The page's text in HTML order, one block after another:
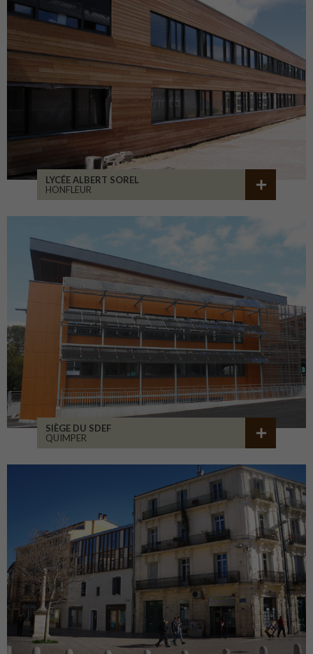
LYCÉE ALBERT SOREL
HONFLEUR
SIÈGE DU SDEF
QUIMPER